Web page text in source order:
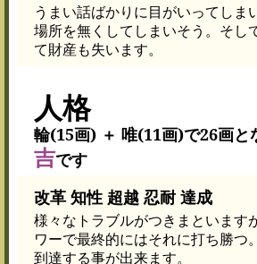
うまい話ばかりに目がいってしま
場所を無くしてしまいそう。そし
て財産も失います。
人格
輪(15画) ＋ 唯(11画)で26画と
吉です
改革 知性 超越 忍耐 達成
様々なトラブルがつきまといます
ワーで最終的にはそれに打ち勝つ
到達する事が出来ます。